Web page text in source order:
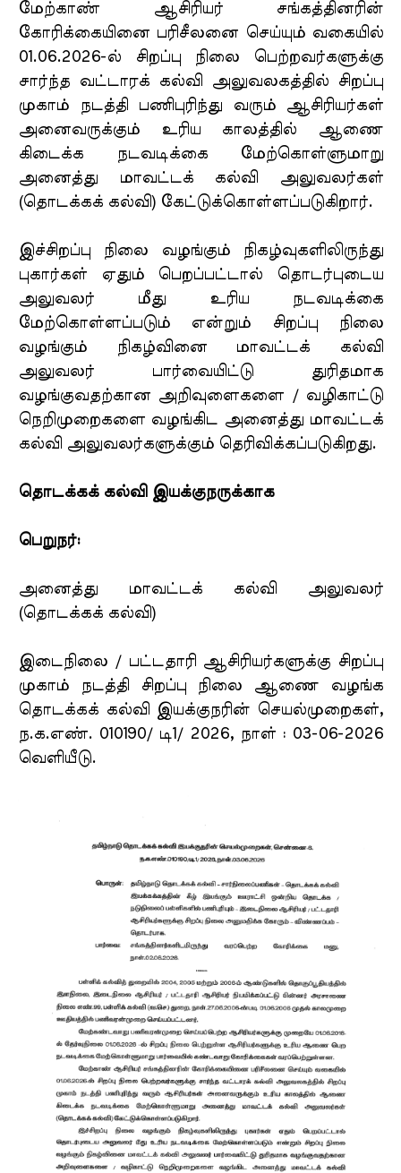
மேற்காண் ஆசிரியர் சங்கத்தினரின்
கோரிக்கையினை பரிசீலனை செய்யும் வகையில்
01.06.2026-ல் சிறப்பு நிலை பெற்றவர்களுக்கு
சார்ந்த வட்டாரக் கல்வி அலுவலகத்தில் சிறப்பு
முகாம் நடத்தி பணிபுரிந்து வரும் ஆசிரியர்கள்
அனைவருக்கும் உரிய காலத்தில் ஆணை
கிடைக்க நடவடிக்கை மேற்கொள்ளுமாறு
அனைத்து மாவட்டக் கல்வி அலுவலர்கள்
(தொடக்கக் கல்வி) கேட்டுக்கொள்ளப்படுகிறார்.
இச்சிறப்பு நிலை வழங்கும் நிகழ்வுகளிலிருந்து
புகார்கள் ஏதும் பெறப்பட்டால் தொடர்புடைய
அலுவலர் மீது உரிய நடவடிக்கை
மேற்கொள்ளப்படும் என்றும் சிறப்பு நிலை
வழங்கும் நிகழ்வினை மாவட்டக் கல்வி
அலுவலர் பார்வையிட்டு துரிதமாக
வழங்குவதற்கான அறிவுளைகளை / வழிகாட்டு
நெறிமுறைகளை வழங்கிட அனைத்து மாவட்டக்
கல்வி அலுவலர்களுக்கும் தெரிவிக்கப்படுகிறது.
தொடக்கக் கல்வி இயக்குநருக்காக
பெறுநர்:
அனைத்து மாவட்டக் கல்வி அலுவலர்
(தொடக்கக் கல்வி)
இடைநிலை / பட்டதாரி ஆசிரியர்களுக்கு சிறப்பு
முகாம் நடத்தி சிறப்பு நிலை ஆணை வழங்க
தொடக்கக் கல்வி இயக்குநரின் செயல்முறைகள்,
ந.க.எண். 010190/ டி1/ 2026, நாள் : 03-06-2026
வெளியீடு.